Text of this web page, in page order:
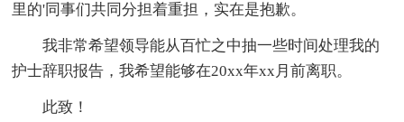
里的'同事们共同分担着重担，实在是抱歉。
我非常希望领导能从百忙之中抽一些时间处理我的
护士辞职报告，我希望能够在20xx年xx月前离职。
此致！